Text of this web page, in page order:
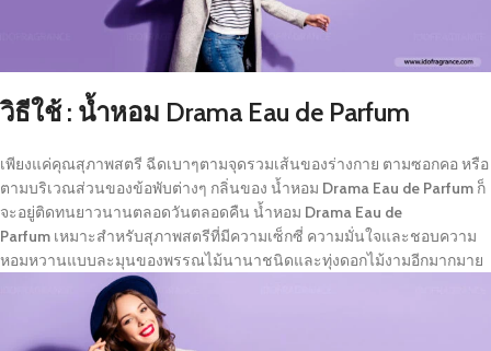
วิธีใช้ : น้ำหอม Drama Eau de Parfum
เพียงแค่คุณสุภาพสตรี ฉีดเบาๆตามจุดรวมเส้นของร่างกาย ตามซอกคอ หรือ
ตามบริเวณส่วนของข้อพับต่างๆ กลิ่นของ น้ำหอม Drama Eau de Parfum ก็
จะอยู่ติดทนยาวนานตลอดวันตลอดคืน น้ำหอม Drama Eau de
Parfum เหมาะสำหรับสุภาพสตรีที่มีความเซ็กซี่ ความมั่นใจและชอบความ
หอมหวานแบบละมุนของพรรณไม้นานาชนิดและทุ่งดอกไม้งามอีกมากมาย